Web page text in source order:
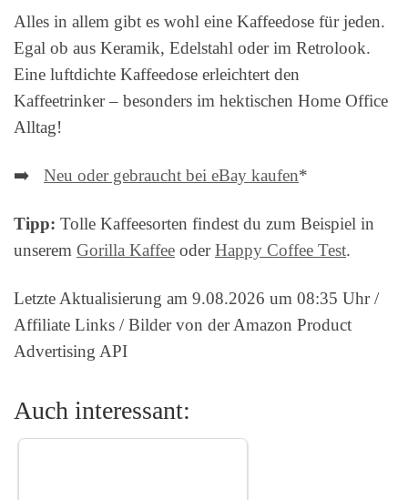
Alles in allem gibt es wohl eine Kaffeedose für jeden.
Egal ob aus Keramik, Edelstahl oder im Retrolook.
Eine luftdichte Kaffeedose erleichtert den
Kaffeetrinker – besonders im hektischen Home Office
Alltag!
➡️ Neu oder gebraucht bei eBay kaufen*
Tipp: Tolle Kaffeesorten findest du zum Beispiel in
unserem Gorilla Kaffee oderHappy Coffee Test.
Letzte Aktualisierung am 9.08.2026 um 08:35 Uhr /
Affiliate Links / Bilder von der Amazon Product
Advertising API
Auch interessant: